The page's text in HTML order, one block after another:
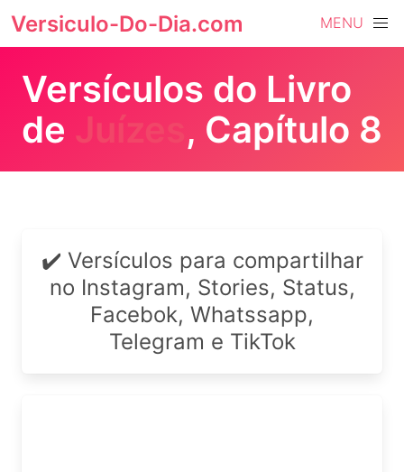
Versiculo-Do-Dia.com MENU
Versículos do Livro
de Juízes , Capítulo 8
✔️ Versículos para compartilhar
no Instagram, Stories, Status,
Facebok, Whatssapp,
Telegram e TikTok